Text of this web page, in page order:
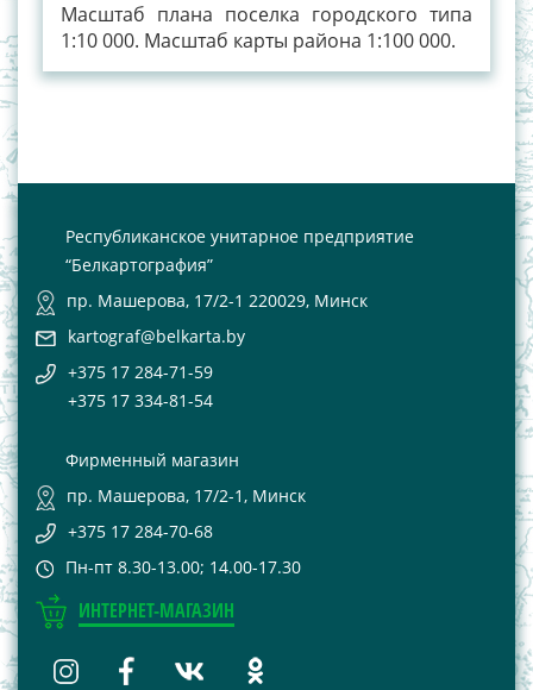
Масштаб плана поселка городского типа
1:10 000. Масштаб карты района 1:100 000.
Республиканское унитарное предприятие
“Белкартография”
пр. Машерова, 17/2-1 220029, Минск
kartograf@belkarta.by
+375 17 284-71-59
+375 17 334-81-54
Фирменный магазин
пр. Машерова, 17/2-1, Минск
+375 17 284-70-68
Пн-пт 8.30-13.00; 14.00-17.30
ИНТЕРНЕТ-МАГАЗИН